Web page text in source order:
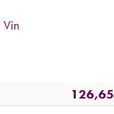
Vin
126,65